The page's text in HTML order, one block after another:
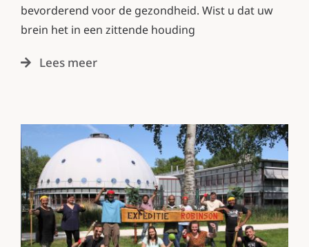
bevorderend voor de gezondheid. Wist u dat uw
brein het in een zittende houding
Lees meer